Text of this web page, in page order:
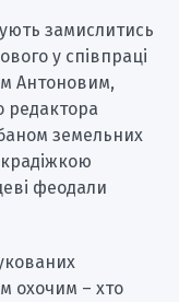
замислитись
у співпраці
Антоновим,
редактора
земельних
феодали
охочим – хто